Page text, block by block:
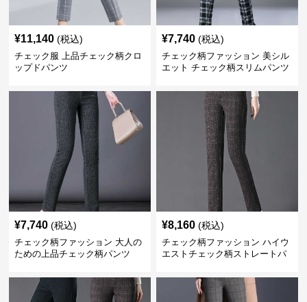
¥11,140 (税込)
チェック服 上品チェック柄クロ
ップドパンツ
¥7,740 (税込)
チェック柄ファッション 美シル
エット チェック柄スリムパンツ
¥7,740 (税込)
チェック柄ファッション 大人の
ための上品チェック柄パンツ
¥8,160 (税込)
チェック柄ファッション ハイウ
エストチェック柄ストレートパ